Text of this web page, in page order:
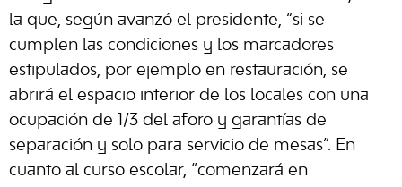
la que, según avanzó el presidente, “si se
cumplen las condiciones y los marcadores
estipulados, por ejemplo en restauración, se
abrirá el espacio interior de los locales con una
ocupación de 1/3 del aforo y garantías de
separación y solo para servicio de mesas”. En
cuanto al curso escolar, “comenzará en